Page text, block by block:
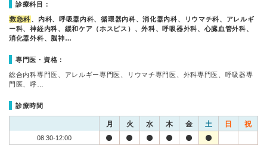
診療科目：
救急科 、内科、呼吸器内科、循環器内科、消化器内科、リウマチ科、アレルギ
ー科、神経内科、緩和ケア（ホスピス）、外科、呼吸器外科、心臓血管外科、
消化器外科、脳神…
専門医・資格：
総合内科専門医、アレルギー専門医、リウマチ専門医、外科専門医、呼吸器専
門医、呼…
診療時間
月 火 水 木 金 土 日 祝
08:30-12:00